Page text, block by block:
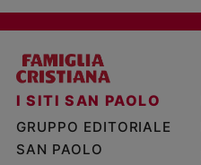
I SITI SAN PAOLO
GRUPPO EDITORIALE
SAN PAOLO